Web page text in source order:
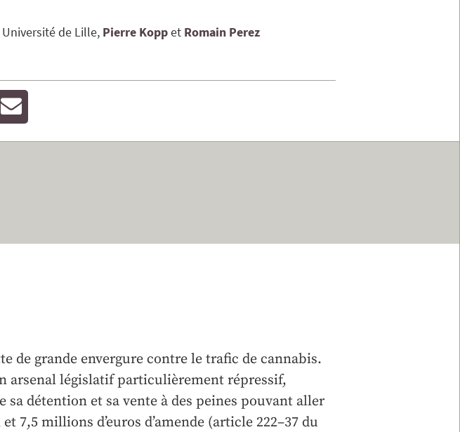
Université de Lille Pierre Kopp Romain Perez
de grande envergure contre le trafic de cannabis.
arsenal législatif particulièrement répressif,
détention et sa vente à des peines pouvant aller
7,5 millions d’euros d’amende (article 222–37 du